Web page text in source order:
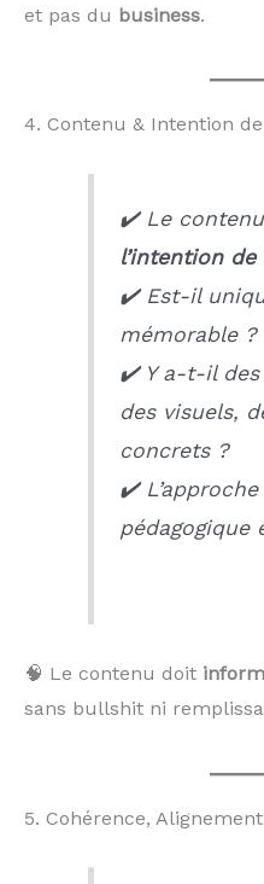
et pas du business.
4. Contenu & Intention
✔️ Le
l’intention
✔️ Est-il
mémorable ?
✔️ Y a-t-il des
des visuels,
concrets ?
✔️
pédagogique
🧠 Le contenu doit
sans bullshit ni
5. Cohérence,